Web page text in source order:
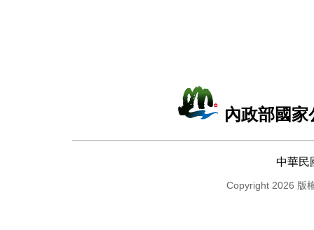
內政部國
中華民
Copyright 2026 版